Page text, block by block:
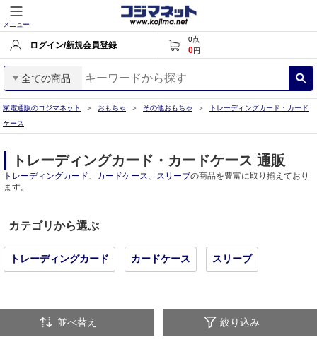
メニュー
ログイン/新規会員登録
0点
0円
全ての商品
家電通販のコジマネット おもちゃ その他おもちゃ
トレーディングカード・カード
ケース
トレーディングカード・カードケース 通販
トレーディングカード、 カードケース、 スリーブの商品を豊富に取り揃えており
ます。
カテゴリから選ぶ
トレーディングカード カードケース スリーブ
並べ替え 絞り込み